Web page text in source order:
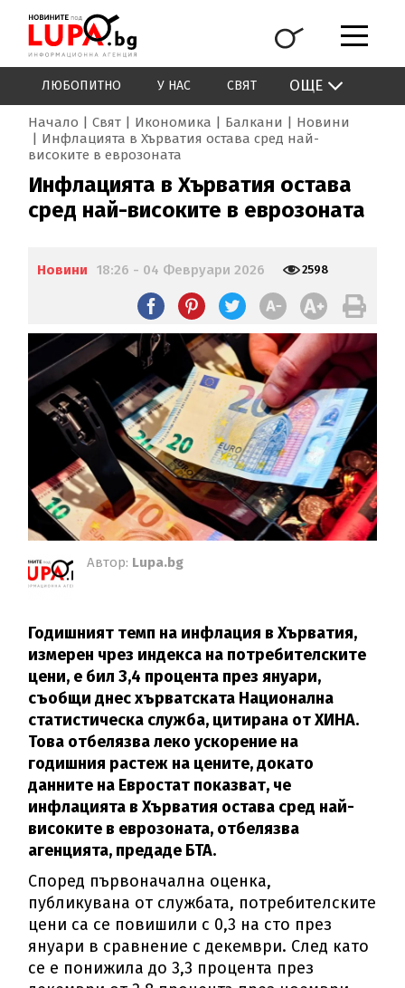
ЛЮБОПИТНО У НАС СВЯТ ОЩЕ
Начало Свят Икономика Балкани
Новини
Инфлацията в Хърватия остава сред най-
високите в еврозоната
Инфлацията в Хърватия остава
сред най-високите в еврозоната
Новини 18:26 - 04 Февруари 2026 2598
Автор: Lupa.bg
Годишният темп на инфлация в Хърватия,
измерен чрез индекса на потребителските
цени, е бил 3,4 процента през януари,
съобщи днес хърватската Национална
статистическа служба, цитирана от ХИНА.
Това отбелязва леко ускорение на
годишния растеж на цените, докато
данните на Евростат показват, че
инфлацията в Хърватия остава сред най-
високите в еврозоната, отбелязва
агенцията, предаде БТА.
Според първоначална оценка,
публикувана от службата, потребителските
цени са се повишили с 0,3 на сто през
януари в сравнение с декември. След като
се е понижила до 3,3 процента през